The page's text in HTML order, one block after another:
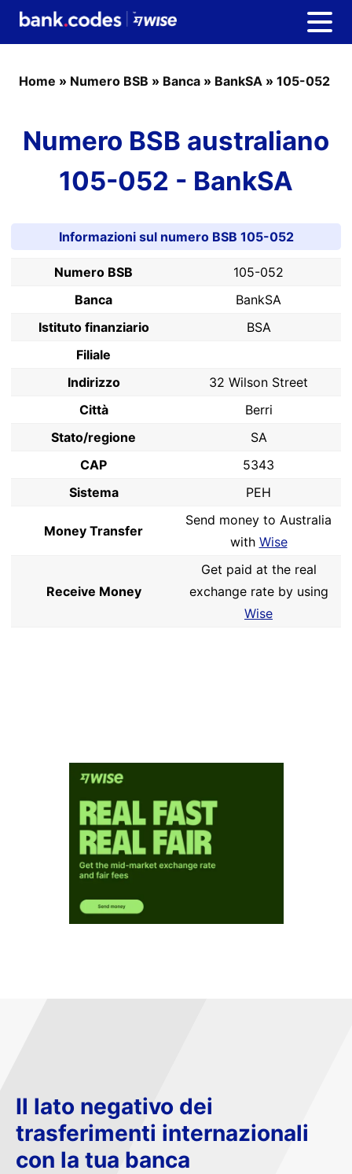
Home » Numero BSB » Banca » BankSA » 105-052
Numero BSB australiano
105-052 - BankSA
Informazioni sul numero BSB 105-052
Numero BSB
105-052
Banca
BankSA
Istituto finanziario
BSA
Filiale
Indirizzo
32 Wilson Street
Città
Berri
Stato/regione
SA
CAP
5343
Sistema
PEH
Money Transfer
Send money to Australia
with Wise
Receive Money
Get paid at the real
exchange rate by using
Wise
Il lato negativo dei
trasferimenti internazionali
con la tua banca